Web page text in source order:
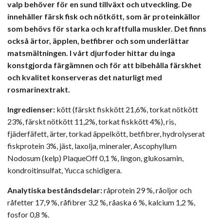
valp behöver för en sund tillväxt och utveckling. De
innehåller färsk fisk och nötkött, som är proteinkällor
som behövs för starka och kraftfulla muskler. Det finns
också ärtor, äpplen, betfibrer och som underlättar
matsmältningen. I vårt djurfoder hittar du inga
konstgjorda färgämnen och för att bibehålla färskhet
och kvalitet konserveras det naturligt med
rosmarinextrakt.
Ingredienser: kött (färskt fiskkött 21,6%, torkat nötkött
23%, färskt nötkött 11,2%, torkat fiskkött 4%), ris,
fjäderfäfett, ärter, torkad äppelkött, betfibrer, hydrolyserat
fiskprotein 3%, jäst, laxolja, mineraler, Ascophyllum
Nodosum (kelp) PlaqueOff 0,1 %, lingon, glukosamin,
kondroitinsulfat, Yucca schidigera.
Analytiska beståndsdelar:råprotein 29 %, råoljor och
råfetter 17,9 %, råfibrer 3,2 %, råaska 6 %, kalcium 1,2 %,
fosfor 0,8 %.